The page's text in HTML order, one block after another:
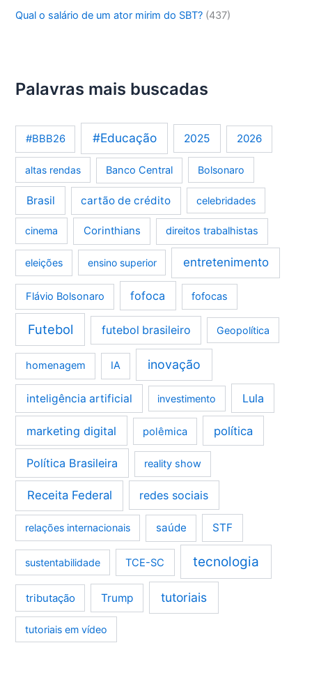
Qual o salário de um ator mirim do SBT? (437)
Palavras mais buscadas
#BBB26 #Educação 2025 2026
altas rendas Banco Central Bolsonaro
Brasil cartão de crédito celebridades
cinema Corinthians direitos trabalhistas
eleições ensino superior entretenimento
Flávio Bolsonaro fofoca fofocas
Futebol futebol brasileiro Geopolítica
homenagem IA inovação
inteligência artificial investimento Lula
marketing digital polêmica política
Política Brasileira reality show
Receita Federal redes sociais
relações internacionais saúde STF
sustentabilidade TCE-SC tecnologia
tributação Trump tutoriais
tutoriais em vídeo